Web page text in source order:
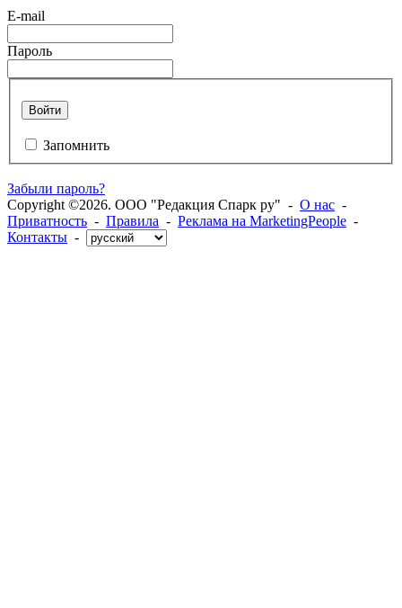
E-mail
Пароль
Войти
Запомнить
Забыли пароль?
Copyright ©2026. ООО "Редакция Спарк ру" - О нас -
Приватность - Правила - Реклама на MarketingPeople -
Контакты -